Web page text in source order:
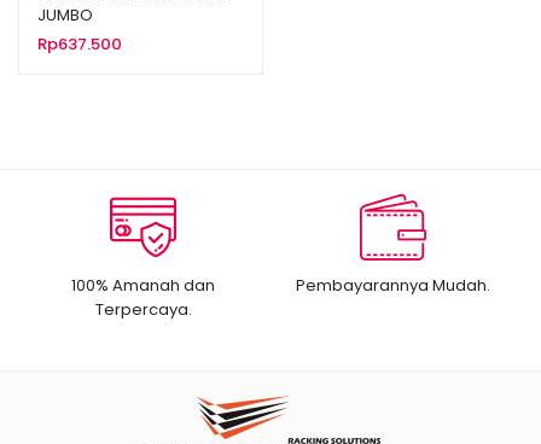
JUMBO
Rp637.500
100% Amanah dan
Terpercaya.
Pembayarannya Mudah.